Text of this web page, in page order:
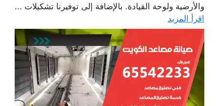
والأرضية ولوحة القيادة. بالإضافة إلى توفيرنا تشكيلات ...
اقرأ المزيد